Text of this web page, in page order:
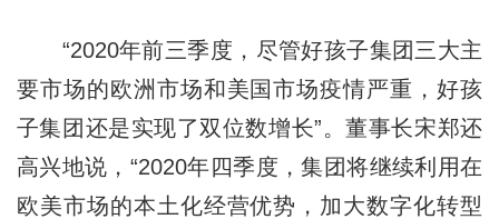
“2020年前三季度，尽管好孩子集团三大主
要市场的欧洲市场和美国市场疫情严重，好孩
子集团还是实现了双位数增长”。董事长宋郑还
高兴地说，“2020年四季度，集团将继续利用在
欧美市场的本土化经营优势，加大数字化转型